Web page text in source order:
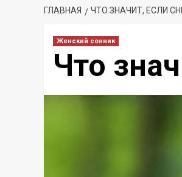
ГЛАВНАЯ ЧТО ЗНАЧИТ, ЕСЛИ
Женский сонник
Что